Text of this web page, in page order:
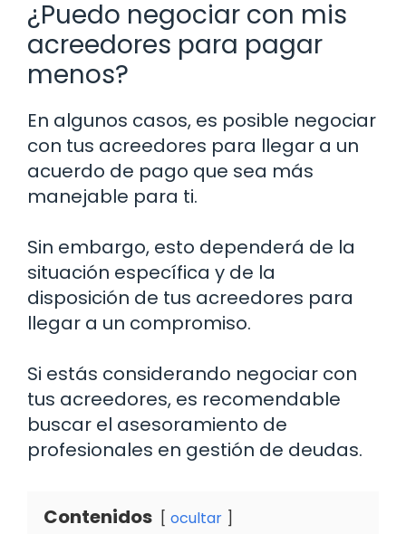
¿Puedo negociar con mis
acreedores para pagar
menos?
En algunos casos, es posible negociar
con tus acreedores para llegar a un
acuerdo de pago que sea más
manejable para ti.
Sin embargo, esto dependerá de la
situación específica y de la
disposición de tus acreedores para
llegar a un compromiso.
Si estás considerando negociar con
tus acreedores, es recomendable
buscar el asesoramiento de
profesionales en gestión de deudas.
Contenidos ocultar